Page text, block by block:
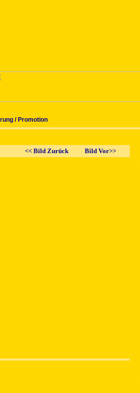
/ Promotion
<< Bild Zurück Bild Vor>>